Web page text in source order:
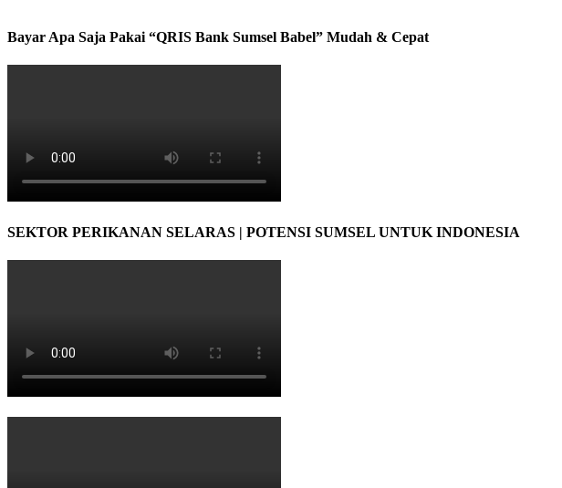
Bayar Apa Saja Pakai “QRIS Bank Sumsel Babel” Mudah & Cepat
SEKTOR PERIKANAN SELARAS | POTENSI SUMSEL UNTUK INDONESIA